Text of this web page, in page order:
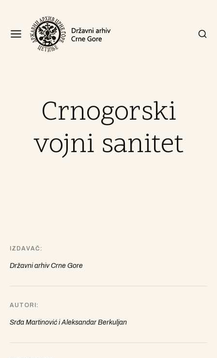
Crnogorski
vojni sanitet
IZDAVAČ
Državni arhiv Crne Gore
AUTORI
Srđa Martinović i Aleksandar Berkuljan